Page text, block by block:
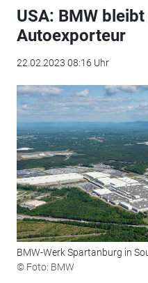
USA: BMW
Autoexporteur
22.02.2023 08:16 Uhr
BMW-Werk Spartanburg in
© Foto: BMW